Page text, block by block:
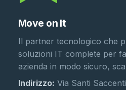
Move on It
Il partner tecnologico che
soluzioni IT complete per
azienda in modo sicuro,
Indirizzo: Via Santi